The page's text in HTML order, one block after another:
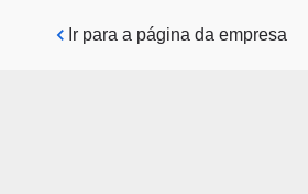
Pular para o conteúdo principal
Ir para a página da empresa